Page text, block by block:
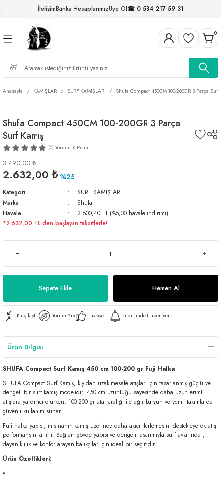
İletişimBanka HesaplarımızÜye Ol☎ 0 534 217 59 31
Geri Dön
Geri Dön
Geri Dön
MİSİNALAR
Geri Dön
FIRDÖNDÜLER
Geri Dön
Geri Dön
Geri Dön
Geri Dön
0
Anasayfa KAMIŞLAR SURF KAMIŞLARI Shufa Compact 450CM 100-200GR 3 Parça Surf
Shufa Compact 450CM 100-200GR 3 Parça
Surf Kamış
(0) Yorum - 0 Puan
3.490,00 ₺
2.632,00 ₺ %25
Kategori
SURF KAMIŞLARI
Marka
Shufa
Havale
2.500,40 TL (%5,00 havale indirimi)
*2.632,00 TL den başlayan taksitlerle!
Sepete Ekle Hemen Al
Karşılaştır Yorum Yap Tavsiye Et İndirimde Haber Ver
Ürün Bilgisi
SHUFA Compact Surf Kamış 450 cm 100-200 gr Fuji Halka
SHUFA Compact Surf Kamış, kıyıdan uzak mesafe atışları için tasarlanmış güçlü ve
dengeli bir surf kamış modelidir. 450 cm uzunluğu sayesinde daha uzun erimli
atışlara yardımcı olurken, 100-200 gr atar aralığı ile ağır kurşun ve yemli takımlarda
güvenli kullanım sunar.
Fuji halka yapısı, misinanın kamış üzerinde daha akıcı ilerlemesini destekleyerek atış
performansını artırır. Sağlam gövde yapısı ve dengeli tasarımıyla surf avlarında ,
dayanıklılık ve konfor arayan balıkçılar için ideal bir seçimdir.
Ürün Özellikleri: